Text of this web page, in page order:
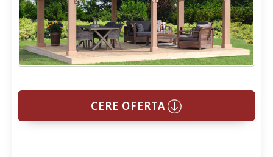
CERE OFERTA